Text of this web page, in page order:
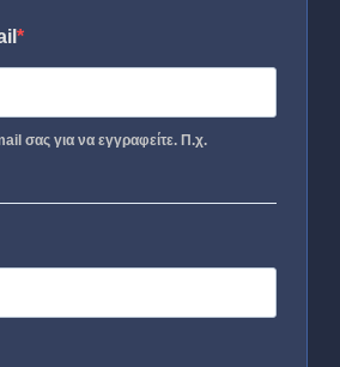
σας για να εγγραφείτε. Π.χ.